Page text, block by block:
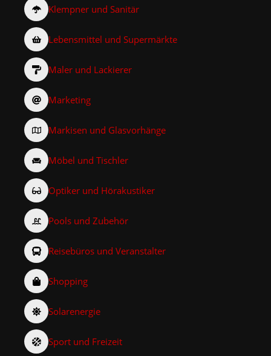
Klempner und Sanitär
Lebensmittel und Supermärkte
Maler und Lackierer
Marketing
Markisen und Glasvorhänge
Möbel und Tischler
Optiker und Hörakustiker
Pools und Zubehör
Reisebüros und Veranstalter
Shopping
Solarenergie
Sport und Freizeit